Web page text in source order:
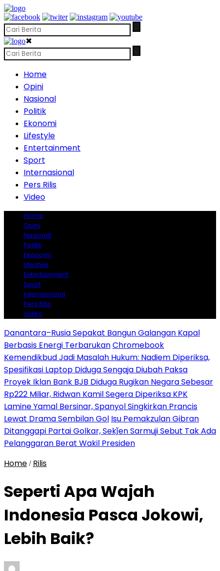
✖
Home
Opini
Nasional
Politik
Ekonomi
Lifestyle
Entertainment
Sport
Internasional
Pers Rilis
Video
Home
Opini
Nasional
Politik
Ekonomi
Lifestyle
Entertainment
Sport
Internasional
Pers Rilis
Video
Danantara–Rusia Sepakat Bangun Galangan Kapal
Berbasis Energi TerbarukanChromebook
Kemendikbud Jadi Masalah Hukum: Nadiem Diperiksa,
Spesifikasi Laptop Diduga Sengaja Diubah Paksa
Proyek Iklan Bank BJB Diduga Rugikan Negara Sebesar
Rp222 Miliar, Ridwan Kamil Segera Diperiksa KPK
Lamine Yamal Bersinar, Spanyol Singkirkan Prancis
Lewat Drama Sembilan Gol Isu Pemakzulan Gibran
Ditanggapi Partai Golkar, Sekǰen Sarmuji Sebut Tak Ada
Pelanggaran Berat Wakil Presiden
Home / Rilis
Seperti Apa Wajah
Indonesia Pasca Jokowi,
Lebih Baik?